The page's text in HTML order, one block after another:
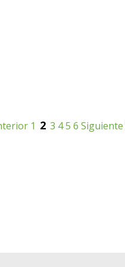
1 2 3 45 6 Siguiente